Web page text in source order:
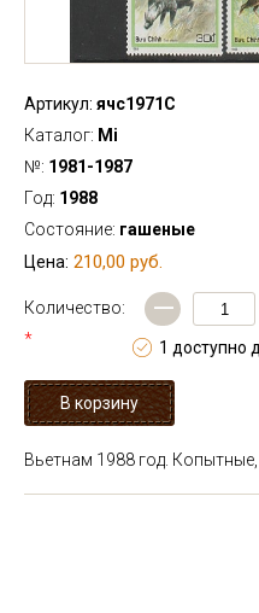
Артикул: ячс1971С
Каталог: Mi
№: 1981-1987
Год: 1988
Состояние: гашеные
Цена: 210,00 руб.
Количество:
*
—
1 доступно
Вьетнам 1988 год.